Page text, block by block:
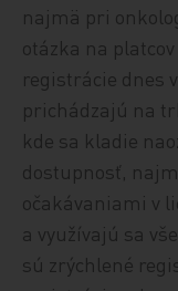
najmä pri
otázka na
registrácie dnes
prichádzajú na
kde sa kladie
dostupnosť,
očakávaniami v
a využívajú sa
sú zrýchlené